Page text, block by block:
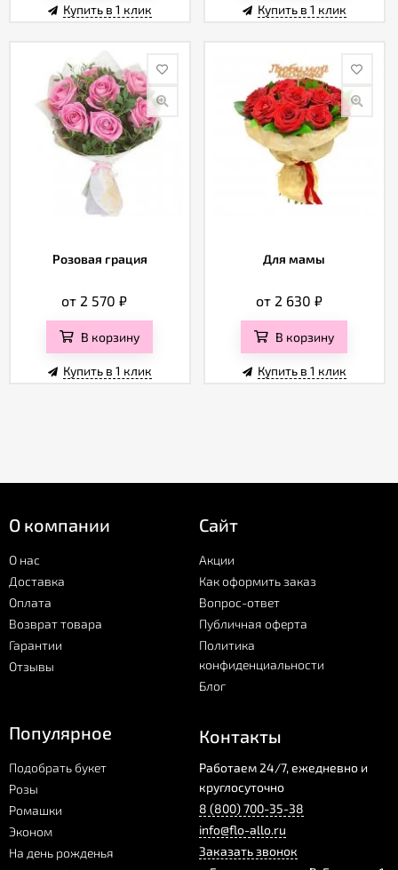
Купить в 1 клик Купить в 1 клик
Розовая грация
от 2 570₽
В корзину
Купить в 1 клик
Для мамы
от 2 630 ₽
В корзину
Купить в 1 клик
О компании
О нас
Доставка
Оплата
Возврат товара
Гарантии
Отзывы
Сайт
Акции
Как оформить заказ
Вопрос-ответ
Публичная оферта
Политика
конфиденциальности
Блог
Популярное
Подобрать букет
Розы
Ромашки
Эконом
На день рожденья
Контакты
Работаем 24/7, ежедневно и
круглосуточно
8 (800) 700-35-38
info@flo-allo.ru
Заказать звонок